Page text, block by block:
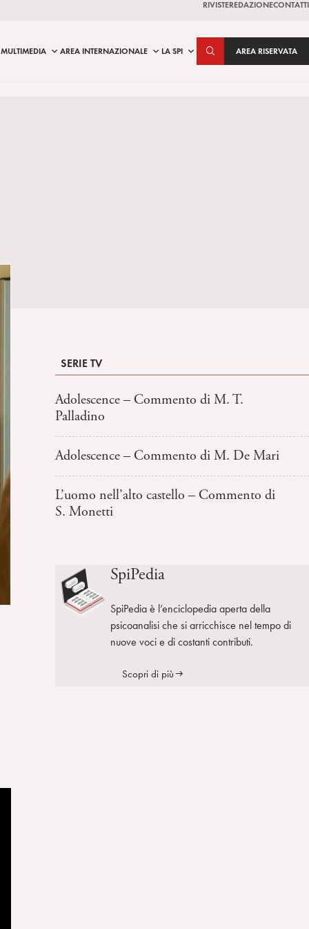
RIVISTEREDAZIONECONTATTI
MULTIMEDIA AREA INTERNAZIONALE LA SPI AREA RISERVATA
SERIE TV
Adolescence – Commento di M. T.
Palladino
Adolescence – Commento di M. De Mari
L’uomo nell’alto castello – Commento di
S. Monetti
SpiPedia
SpiPedia è l’enciclopedia aperta della
psicoanalisi che si arricchisce nel tempo di
nuove voci e di costanti contributi.
Scopri di più